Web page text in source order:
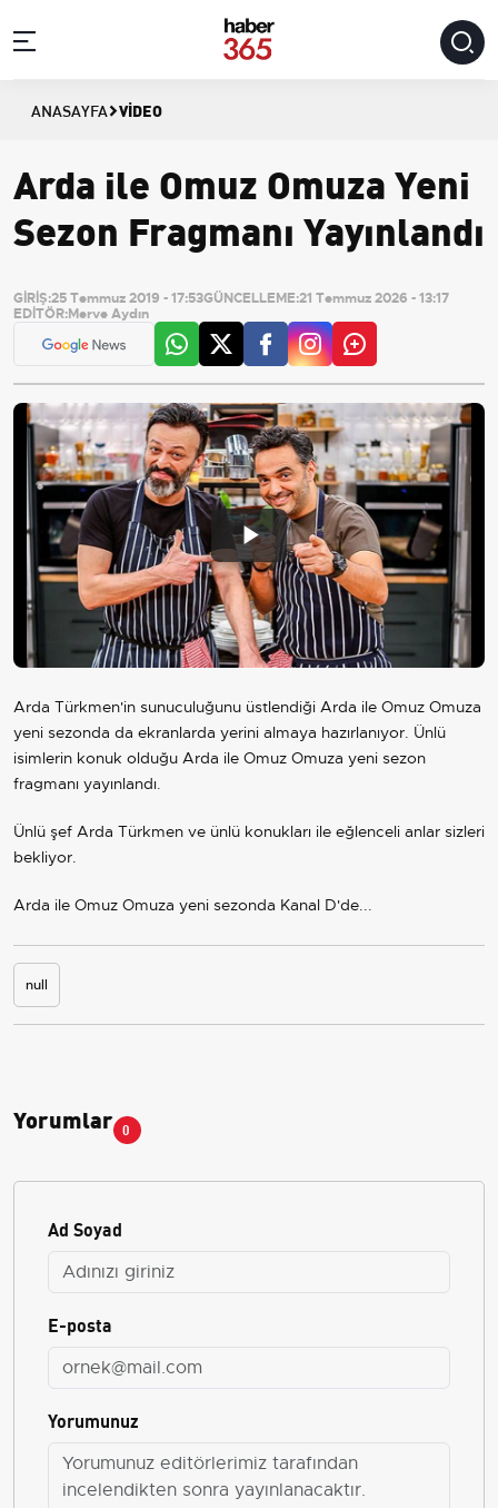
ANASAYFA VIDEO
Arda ile Omuz Omuza Yeni
Sezon Fragmanı Yayınlandı
GİRİŞ:25 Temmuz 2019 - 17:53GÜNCELLEME:21 Temmuz 2026 - 13:17
EDİTÖR:Merve Aydın
Play
Video
Arda Türkmen'in sunuculuğunu üstlendiği Arda ile Omuz Omuza
yeni sezonda da ekranlarda yerini almaya hazırlanıyor. Ünlü
isimlerin konuk olduğu Arda ile Omuz Omuza yeni sezon
fragmanı yayınlandı.
Ünlü şef Arda Türkmen ve ünlü konukları ile eğlenceli anlar sizleri
bekliyor.
Arda ile Omuz Omuza yeni sezonda Kanal D'de...
null
Yorumlar 0
Ad Soyad
E-posta
Yorumunuz